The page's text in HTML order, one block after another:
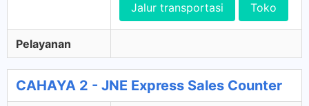
Jalur transportasi Toko
Pelayanan
CAHAYA 2 - JNE Express Sales Counter